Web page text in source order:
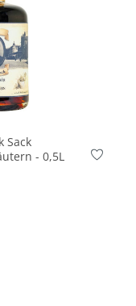
Sack
- 0,5L
von 5 von 5